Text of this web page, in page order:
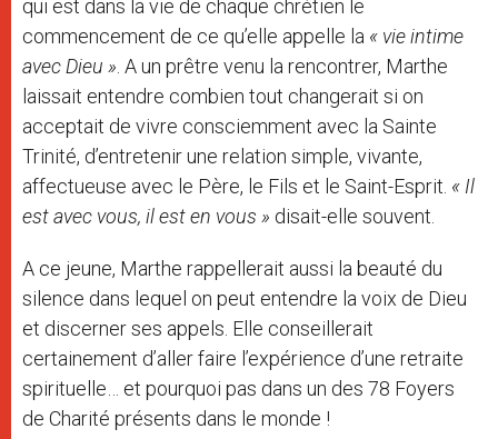
qui est dans la vie de chaque chrétien le
commencement de ce qu’elle appelle la « vie intime
avec Dieu » . A un prêtre venu la rencontrer, Marthe
laissait entendre combien tout changerait si on
acceptait de vivre consciemment avec la Sainte
Trinité, d’entretenir une relation simple, vivante,
affectueuse avec le Père, le Fils et le Saint-Esprit. « Il
est avec vous, il est en vous » disait-elle souvent.
A ce jeune, Marthe rappellerait aussi la beauté du
silence dans lequel on peut entendre la voix de Dieu
et discerner ses appels. Elle conseillerait
certainement d’aller faire l’expérience d’une retraite
spirituelle… et pourquoi pas dans un des 78 Foyers
de Charité présents dans le monde !